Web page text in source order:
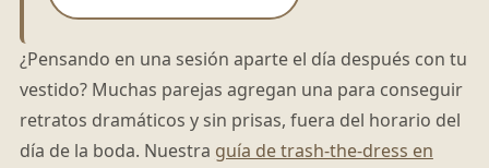
¿Pensando en una sesión aparte el día después con tu
vestido? Muchas parejas agregan una para conseguir
retratos dramáticos y sin prisas, fuera del horario del
día de la boda. Nuestra guía de trash-the-dress en